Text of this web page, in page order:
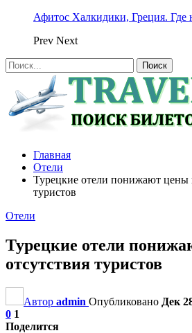
Афитос Халкидики, Греция. Где
Prev Next
Главная
Отели
Турецкие отели понижают цены
туристов
Отели
Турецкие отели
отсутствия туристов
Автор admin Опубликовано Дек
0 1
Поделится